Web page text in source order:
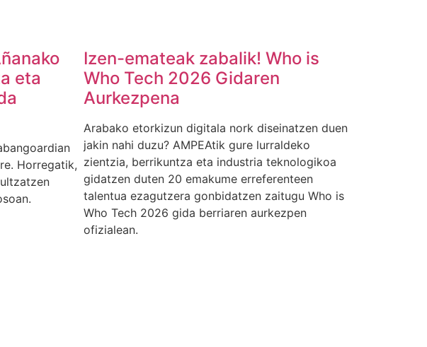
eta
Horregatik,
Izen-emateak zabalik! Who is
Who Tech 2026 Gidaren
Aurkezpena
Arabako etorkizun digitala nork diseinatzen duen
jakin nahi duzu? AMPEAtik gure lurraldeko
zientzia, berrikuntza eta industria teknologikoa
gidatzen duten 20 emakume erreferenteen
talentua ezagutzera gonbidatzen zaitugu Who is
Who Tech 2026 gida berriaren aurkezpen
ofizialean.